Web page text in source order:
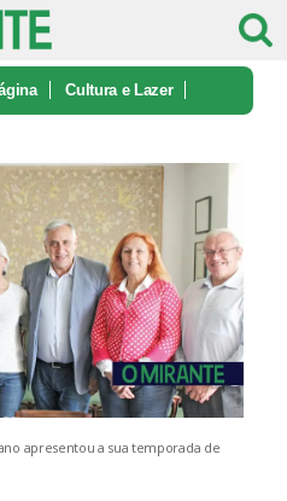
Cultura e Lazer
apresentou a sua temporada de